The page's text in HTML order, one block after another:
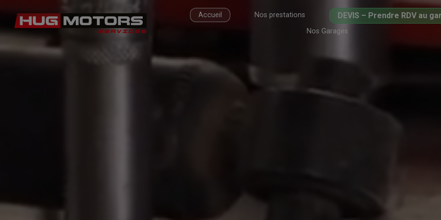
Accueil Nos prestations DEVIS – Prendre RDV au
Nos Garages